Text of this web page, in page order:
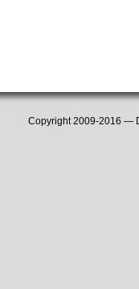
Copyright 2009-2016 —